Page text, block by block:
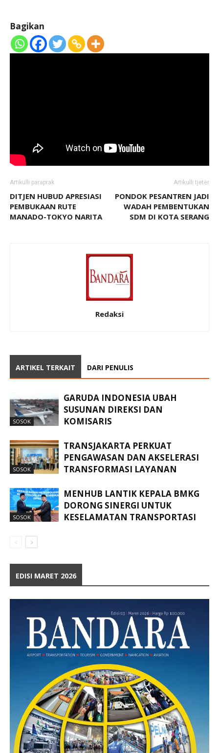
Bagikan
Artikulli paraprak
DITJEN HUBUD APRESIASI
PEMBUKAAN RUTE
MANADO-TOKYO NARITA
Artikulli tjetër
PONDOK PESANTREN JADI
WADAH PEMBENTUKAN
SDM DI KOTA SERANG
Redaksi
ARTIKEL TERKAIT DARI PENULIS
SOSOK
GARUDA INDONESIA UBAH
SUSUNAN DIREKSI DAN
KOMISARIS
SOSOK
TRANSJAKARTA PERKUAT
PENGAWASAN DAN AKSELERASI
TRANSFORMASI LAYANAN
SOSOK
MENHUB LANTIK KEPALA BMKG
DORONG SINERGI UNTUK
KESELAMATAN TRANSPORTASI
EDISI MARET 2026